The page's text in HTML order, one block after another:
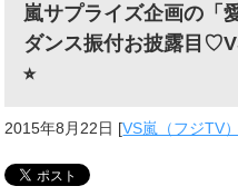
嵐サプライズ企画の「
ダンス振付お披露目
⭐︎
2015年8月22日 [VS嵐（フジTV）